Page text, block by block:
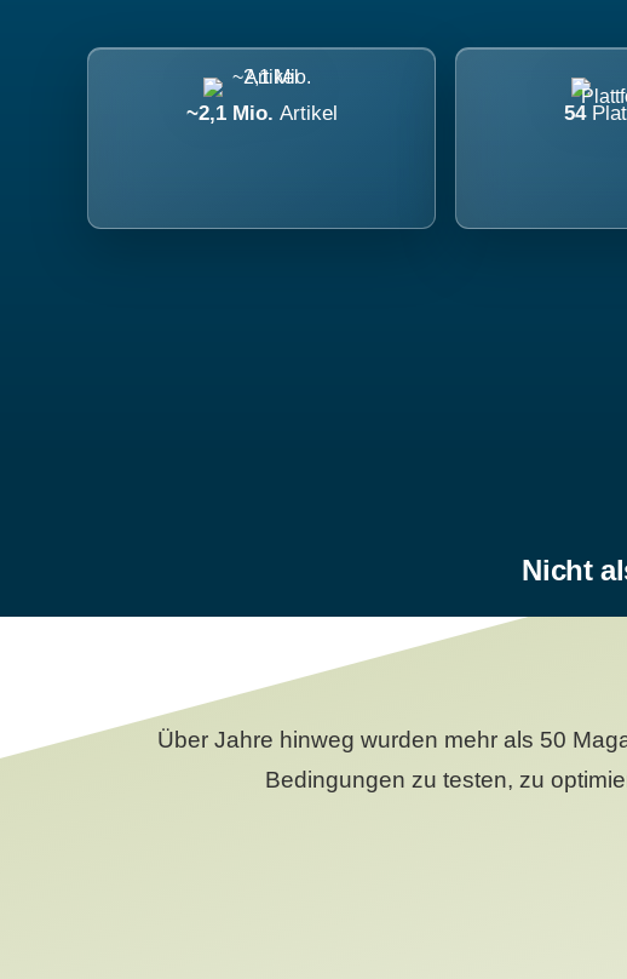
~2,1 Mio. Artikel 54
Nicht
Über Jahre hinweg wurden mehr als 50
Bedingungen zu testen, zu